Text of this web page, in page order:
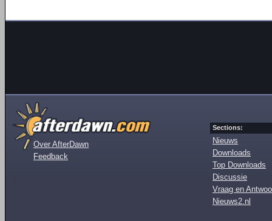
Over AfterDawn
Feedback
Sections:
Nieuws
Downloads
Top Downloads
Discussie
Vraag en
Nieuws2.nl